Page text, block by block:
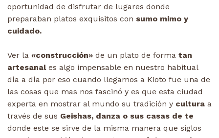
oportunidad de disfrutar de lugares donde
preparaban platos exquisitos con sumo mimo y
cuidado.
Ver la «construcción» de un plato de forma tan
artesanales algo impensable en nuestro habitual
día a día por eso cuando llegamos a Kioto fue una de
las cosas que mas nos fascinó y es que esta ciudad
experta en mostrar al mundo su tradición y cultura a
través de sus Geishas, danza o sus casas de te
donde este se sirve de la misma manera que siglos